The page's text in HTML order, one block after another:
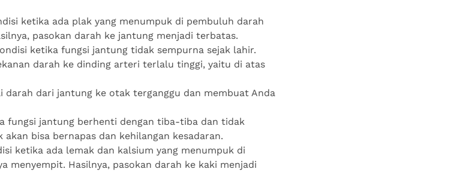
ketika ada plak yang menumpuk di pembuluh darah
pasokan darah ke jantung menjadi terbatas.
ketika fungsi jantung tidak sempurna sejak lahir.
darah ke dinding arteri terlalu tinggi, yaitu di atas
darah dari jantung ke otak terganggu dan membuat Anda
fungsi jantung berhenti dengan tiba-tiba dan tidak
akan bisa bernapas dan kehilangan kesadaran.
ketika ada lemak dan kalsium yang menumpuk di
menyempit. Hasilnya, pasokan darah ke kaki menjadi